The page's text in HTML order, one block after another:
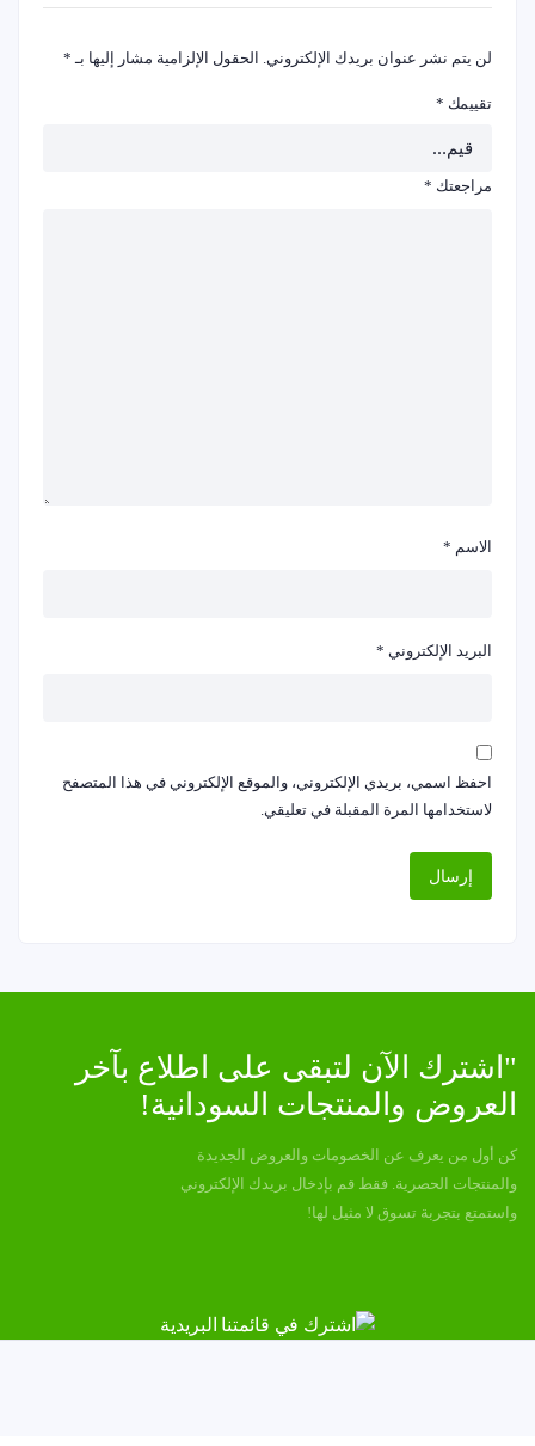
لن يتم نشر عنوان بريدك الإلكتروني. الحقول الإلزامية مشار إليها بـ *
تقييمك *
مراجعتك *
الاسم *
البريد الإلكتروني *
احفظ اسمي، بريدي الإلكتروني، والموقع الإلكتروني في هذا المتصفح
لاستخدامها المرة المقبلة في تعليقي.
"اشترك الآن لتبقى على اطلاع بآخر
العروض والمنتجات السودانية!
كن أول من يعرف عن الخصومات والعروض الجديدة
والمنتجات الحصرية. فقط قم بإدخال بريدك الإلكتروني
واستمتع بتجربة تسوق لا مثيل لها!